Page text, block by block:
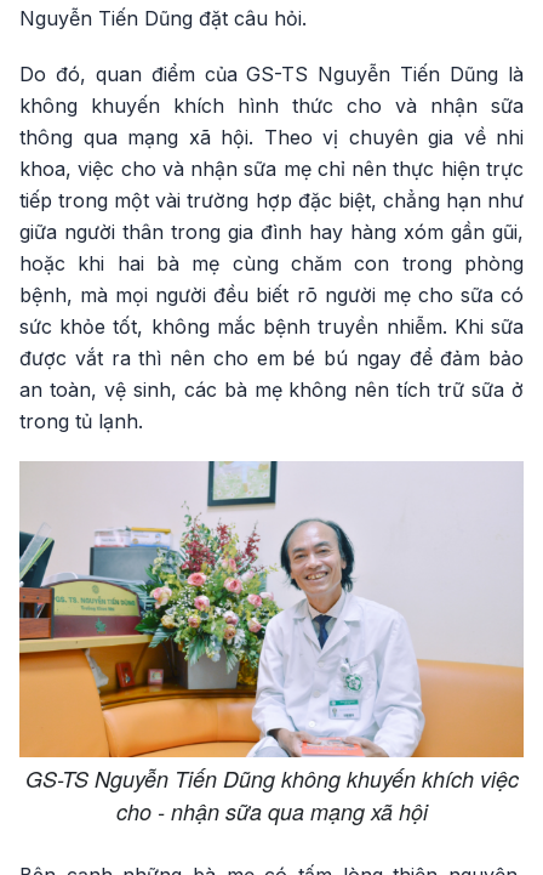
Nguyễn Tiến Dũng đặt câu hỏi.
Do đó, quan điểm của GS-TS Nguyễn Tiến Dũng là
không khuyến khích hình thức cho và nhận sữa
thông qua mạng xã hội. Theo vị chuyên gia về nhi
khoa, việc cho và nhận sữa mẹ chỉ nên thực hiện trực
tiếp trong một vài trường hợp đặc biệt, chẳng hạn như
giữa người thân trong gia đình hay hàng xóm gần gũi,
hoặc khi hai bà mẹ cùng chăm con trong phòng
bệnh, mà mọi người đều biết rõ người mẹ cho sữa có
sức khỏe tốt, không mắc bệnh truyền nhiễm. Khi sữa
được vắt ra thì nên cho em bé bú ngay để đảm bảo
an toàn, vệ sinh, các bà mẹ không nên tích trữ sữa ở
trong tủ lạnh.
GS-TS Nguyễn Tiến Dũng không khuyến khích việc
cho - nhận sữa qua mạng xã hội